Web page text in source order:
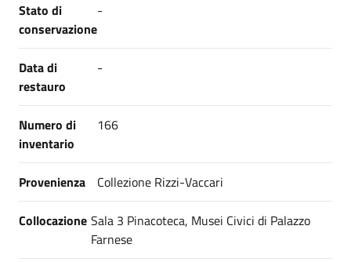
Stato di
conservazione
-
Data di
restauro
-
Numero di
inventario
166
Provenienza Collezione Rizzi-Vaccari
Collocazione Sala 3 Pinacoteca, Musei Civici di Palazzo
Farnese